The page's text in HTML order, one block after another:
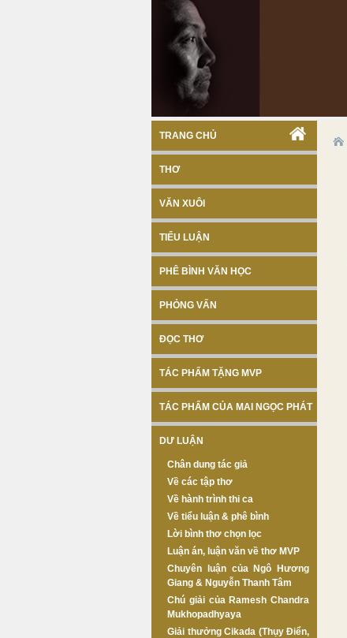
TRANG CHỦ
THƠ
VĂN XUÔI
TIỂU LUẬN
PHÊ BÌNH VĂN HỌC
PHỎNG VẤN
ĐỌC THƠ
TÁC PHẨM TẶNG MVP
TÁC PHẨM CỦA MAI NGỌC PHÁT
DƯ LUẬN
Chân dung tác giả
Về các tập thơ
Về hành trình thi ca
Về tiểu luận & phê bình
Lời bình thơ chọn lọc
Luận án, luận văn về thơ MVP
Chuyên luận của Ngô Hương
Giang & Nguyễn Thanh Tâm
Chú giải của Ramesh Chandra
Mukhopadhyaya
Giải thưởng Cikada (Thụy Điển,